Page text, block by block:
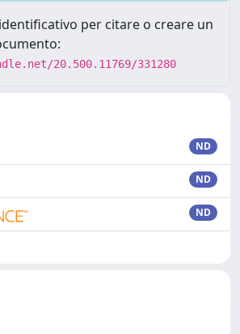
per citare o creare un
20.500.11769/331280
ND
ND
ND